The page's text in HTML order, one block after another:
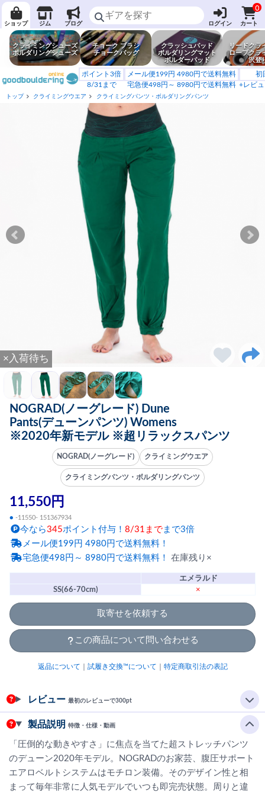
ショップ ジム ブログ ログイン
0
カート
クライミングシューズ
ボルダリングシューズ
チョーク ブラシ
チョークバッグ
クラッシュパッド
ボルダリングマット
ボルダーパッド
リードクラ
ロープクラ
沢登
ポイント3倍
8/31まで
メール便199円 4980円で送料無料
宅急便498円～ 8980円で送料無料
初
+レビ
トップ クライミングウエア クライミングパンツ・ボルダリングパンツ
×入荷待ち
NOGRAD(ノーグレード) Dune
Pants(デューンパンツ) Womens
※2020年新モデル ※超リラックスパンツ
NOGRAD(ノーグレード) クライミングウエア
クライミングパンツ・ボルダリングパンツ
11,550円
● -11550- 151367934
今なら345ポイント付与！ 8/31まで まで3倍
メール便199円 4980円で送料無料！
宅急便498円～ 8980円で送料無料！ 在庫残り×
エメラルド
SS(66-70cm)
×
取寄せを依頼する
この商品について問い合わせる
返品について 試履き交換™について 特定商取引法の表記
レビュー 最初のレビューで300pt
製品説明 特徴・仕様・動画
「圧倒的な動きやすさ」に焦点を当てた超ストレッチパンツ
のデューン2020年モデル。NOGRADのお家芸、腹圧サポート
エアロベルトシステムはモチロン装備。そのデザイン性と相
まって毎年非常に人気モデルでいつも即完売状態。周りと違